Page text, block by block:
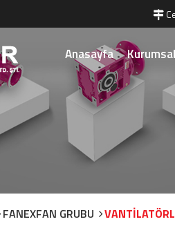
Anasayfa Kurumsal
FANEXFAN GRUBU